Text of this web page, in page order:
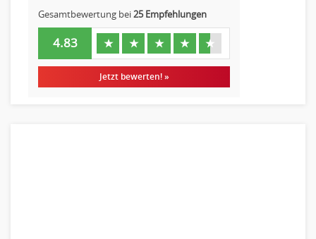
Gesamtbewertung bei25 Empfehlungen
4.83 ★ ★ ★ ★ ★
Jetzt bewerten! »